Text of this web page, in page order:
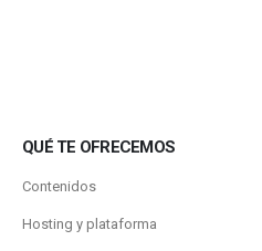
QUÉ TE OFRECEMOS
Contenidos
Hosting y plataforma